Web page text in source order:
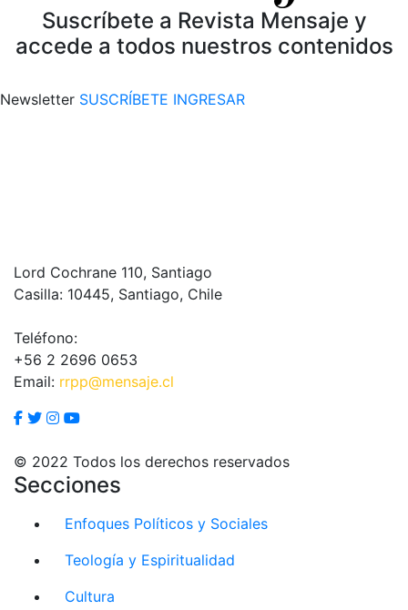
Suscríbete a Revista Mensaje y
accede a todos nuestros contenidos
Newsletter SUSCRÍBETE INGRESAR
Lord Cochrane 110, Santiago
Casilla: 10445, Santiago, Chile
Teléfono:
+56 2 2696 0653
Email: rrpp@mensaje.cl
© 2022 Todos los derechos reservados
Secciones
Enfoques Políticos y Sociales
Teología y Espiritualidad
Cultura